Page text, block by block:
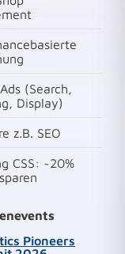
(Search,
Display)
z.B. SEO
CSS: ~20%
Pioneers